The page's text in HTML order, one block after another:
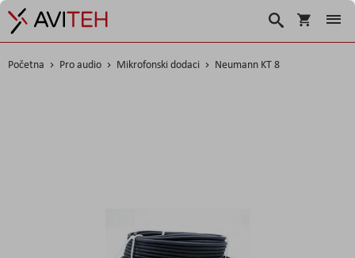
Košarica
Traži
Početna Pro audio Mikrofonski dodaci Neumann KT 8